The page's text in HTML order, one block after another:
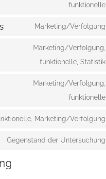
funktionelle
Marketing/Verfolgung
Marketing/Verfolgung,
funktionelle, Statistik
Marketing/Verfolgung,
funktionelle
Marketing/Verfolgung
Gegenstand der Untersuchung